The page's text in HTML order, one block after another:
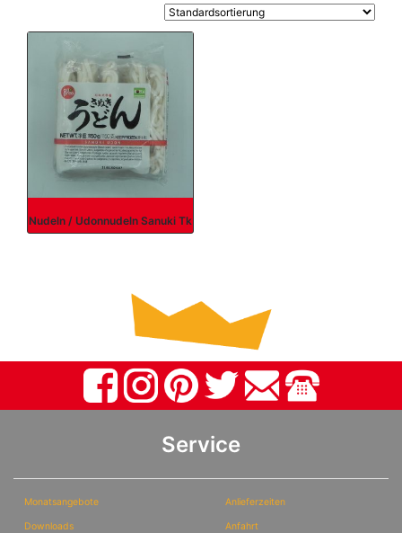
Nudeln / Udonnudeln Sanuki Tk
Service
Monatsangebote
Downloads
Anlieferzeiten
Anfahrt